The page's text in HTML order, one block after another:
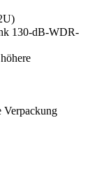
130-dB-WDR-
Verpackung